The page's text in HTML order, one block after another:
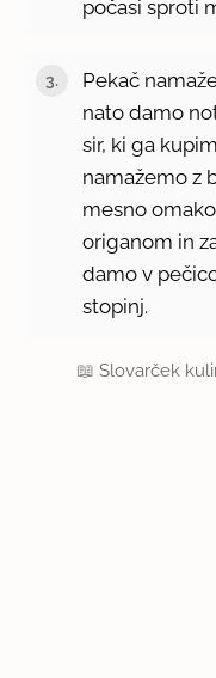
počasi sproti
Pekač
nato damo
sir, ki ga
namažemo z
mesno
origanom in
damo v
stopinj.
📖Slovarček